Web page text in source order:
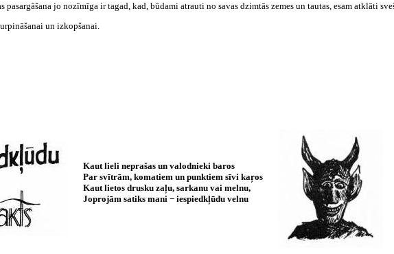
jo nozīmīga ir tagad, kad, būdami atrauti no savas dzimtās zemes un tautas, esam atklāti
un izkopšanai.
Kaut lieli neprašas un valodnieki baros
Par svītrām, komatiem un punktiem sīvi kaŗos
Kaut lietos drusku zaļu, sarkanu vai melnu,
Joprojām satiks mani − iespiedkļūdu velnu